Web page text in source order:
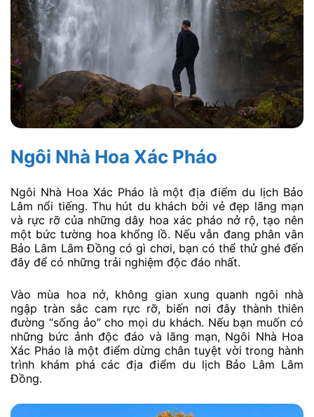
Ngôi Nhà Hoa Xác Pháo
Ngôi Nhà Hoa Xác Pháo là một địa điểm du lịch Bảo
Lâm nổi tiếng. Thu hút du khách bởi vẻ đẹp lãng mạn
và rực rỡ của những dây hoa xác pháo nở rộ, tạo nên
một bức tường hoa khổng lồ. Nếu vẫn đang phân vân
Bảo Lâm Lâm Đồng có gì chơi, bạn có thể thử ghé đến
đây để có những trải nghiệm độc đáo nhất.
Vào mùa hoa nở, không gian xung quanh ngôi nhà
ngập tràn sắc cam rực rỡ, biến nơi đây thành thiên
đường “sống ảo” cho mọi du khách. Nếu bạn muốn có
những bức ảnh độc đáo và lãng mạn, Ngôi Nhà Hoa
Xác Pháo là một điểm dừng chân tuyệt vời trong hành
trình khám phá các địa điểm du lịch Bảo Lâm Lâm
Đồng.